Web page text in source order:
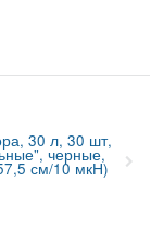
30 л, 30 шт,
черные,
см/10 мкН)